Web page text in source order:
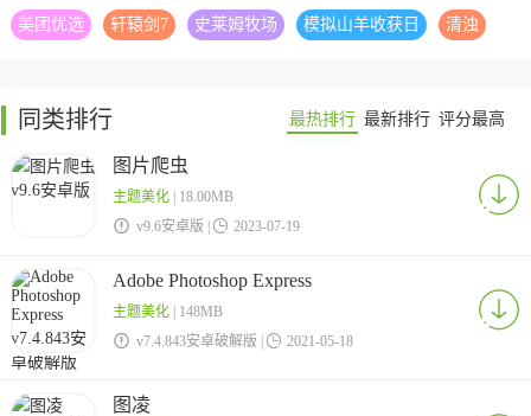
美团优选 轩辕剑7 史莱姆牧场 模拟山羊收获日 清浊
同类排行 最热排行 最新排行 评分最高
图片爬虫
主题美化| 18.00MB
 v9.6安卓版 |  2023-07-19
Adobe Photoshop Express
主题美化| 148MB
 v7.4.843安卓破解版 |  2021-05-18
图凌